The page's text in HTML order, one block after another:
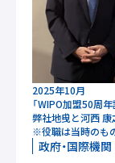
2025年10月
「WIPO加盟50周
弊社地曵と河西
※役職は当時のも
政府・国際機関